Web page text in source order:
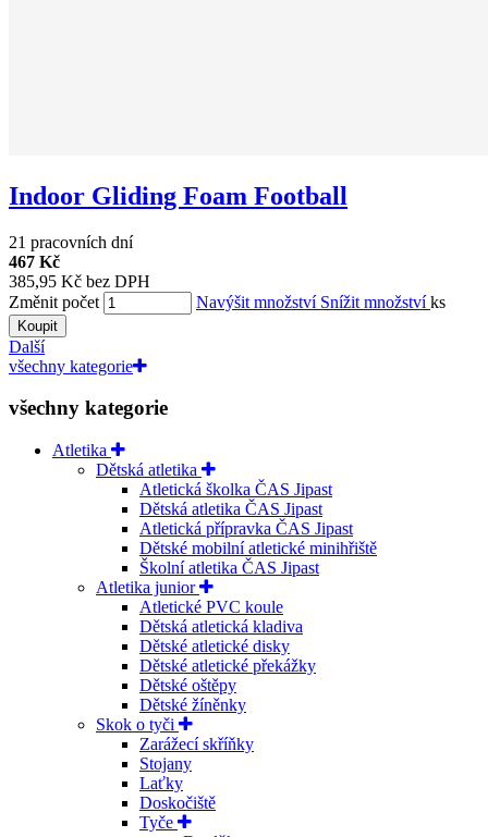
Indoor Gliding Foam Football
21 pracovních dní
467 Kč
385,95 Kč bez DPH
Změnit počet
Navýšit množství Snížit množstvíks
Koupit
Další
všechny kategorie
všechny kategorie
Atletika
Dětská atletika
Atletická školka ČAS Jipast
Dětská atletika ČAS Jipast
Atletická přípravka ČAS Jipast
Dětské mobilní atletické minihřiště
Školní atletika ČAS Jipast
Atletika junior
Atletické PVC koule
Dětská atletická kladiva
Dětské atletické disky
Dětské atletické překážky
Dětské oštěpy
Dětské žíněnky
Skok o tyči
Zarážecí skříňky
Stojany
Laťky
Doskočiště
Tyče